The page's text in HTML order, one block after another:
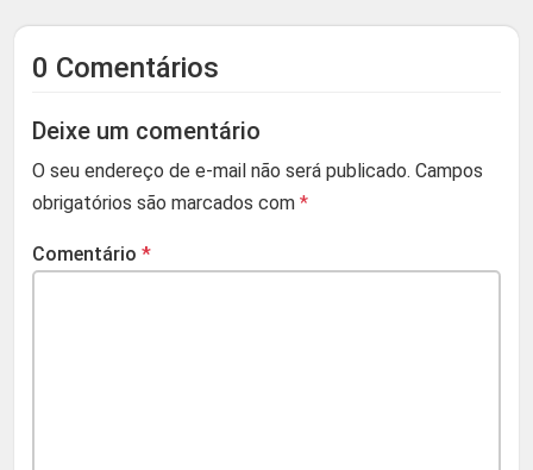
0 Comentários
Deixe um comentário
O seu endereço de e-mail não será publicado. Campos
obrigatórios são marcados com *
Comentário *